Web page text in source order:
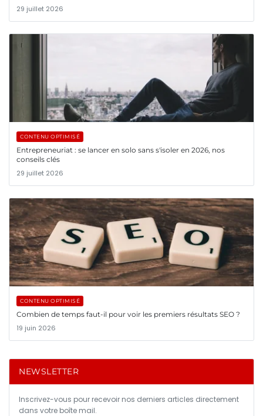
29 juillet 2026
CONTENU OPTIMISÉ
Entrepreneuriat : se lancer en solo sans s'isoler en 2026, nos
conseils clés
29 juillet 2026
CONTENU OPTIMISÉ
Combien de temps faut-il pour voir les premiers résultats SEO ?
19 juin 2026
NEWSLETTER
Inscrivez-vous pour recevoir nos derniers articles directement
dans votre boîte mail.